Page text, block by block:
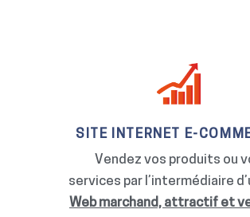
SITE INTERNET E-
Vendez vos produits ou
services par l’intermédiaire
Web marchand, attractif et